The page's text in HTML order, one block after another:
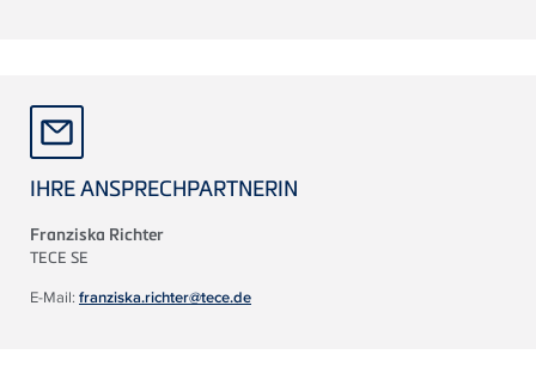
IHRE ANSPRECHPARTNERIN
Franziska Richter
TECE SE
E-Mail: franziska.richter@tece.de